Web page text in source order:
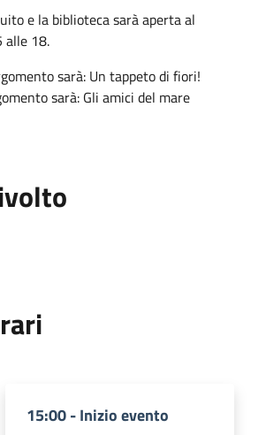
e la biblioteca sarà aperta al
alle 18.
sarà: Un tappeto di fiori!
sarà: Gli amici del mare
15:00 - Inizio evento